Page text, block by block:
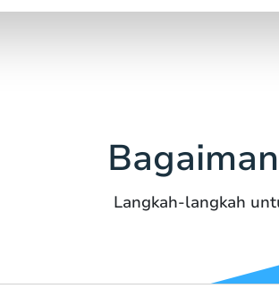
Langkah-langkah